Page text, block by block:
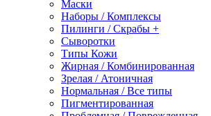
Маски
Наборы / Комплексы
Пилинги / Скрабы +
Сыворотки
Типы Кожи
Жирная / Комбинированная
Зрелая / Атоничная
Нормальная / Все типы
Пигментированная